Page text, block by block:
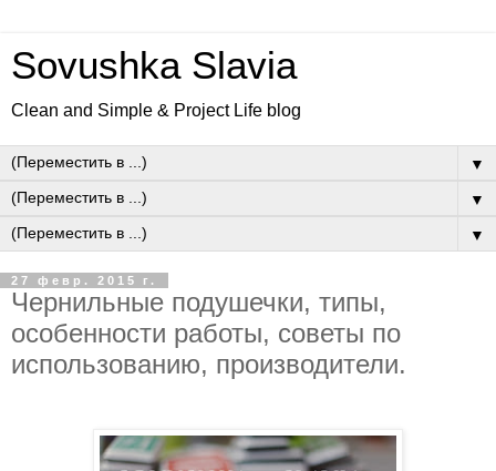
Sovushka Slavia
Clean and Simple & Project Life blog
▼
▼
▼
27 февр. 2015 г.
Чернильные подушечки, типы,
особенности работы, советы по
использованию, производители.